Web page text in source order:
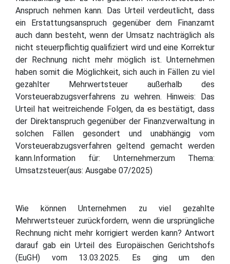
Anspruch nehmen kann. Das Urteil verdeutlicht, dass
ein Erstattungsanspruch gegenüber dem Finanzamt
auch dann besteht, wenn der Umsatz nachträglich als
nicht steuerpflichtig qualifiziert wird und eine Korrektur
der Rechnung nicht mehr möglich ist. Unternehmen
haben somit die Möglichkeit, sich auch in Fällen zu viel
gezahlter Mehrwertsteuer außerhalb des
Vorsteuerabzugsverfahrens zu wehren. Hinweis: Das
Urteil hat weitreichende Folgen, da es bestätigt, dass
der Direktanspruch gegenüber der Finanzverwaltung in
solchen Fällen gesondert und unabhängig vom
Vorsteuerabzugsverfahren geltend gemacht werden
kann.Information für: Unternehmerzum Thema:
Umsatzsteuer(aus: Ausgabe 07/2025)
Wie können Unternehmen zu viel gezahlte
Mehrwertsteuer zurückfordern, wenn die ursprüngliche
Rechnung nicht mehr korrigiert werden kann? Antwort
darauf gab ein Urteil des Europäischen Gerichtshofs
(EuGH) vom 13.03.2025. Es ging um den